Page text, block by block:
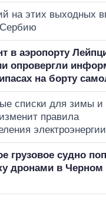
на этих выходных
Сербию
в аэропорту
опровергли
на борту
списки для зимы и
правила
электроэнергии
грузовое судно
дронами в Черном